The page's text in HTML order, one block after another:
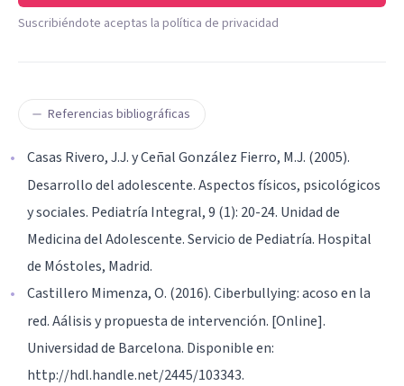
Suscribiéndote aceptas la política de privacidad
Referencias bibliográficas
Casas Rivero, J.J. y Ceñal González Fierro, M.J. (2005).
Desarrollo del adolescente. Aspectos físicos, psicológicos
y sociales. Pediatría Integral, 9 (1): 20-24. Unidad de
Medicina del Adolescente. Servicio de Pediatría. Hospital
de Móstoles, Madrid.
Castillero Mimenza, O. (2016). Ciberbullying: acoso en la
red. Aálisis y propuesta de intervención. [Online].
Universidad de Barcelona. Disponible en:
http://hdl.handle.net/2445/103343.